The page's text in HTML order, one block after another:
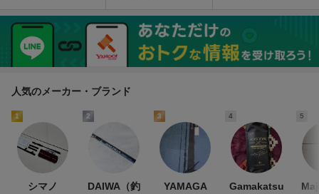
マルスズキ 鱸 ルアーフィ
ッシング シーバスロッド
（製造番号：0148034
4）
人気のメーカー・ブランド
1
シマノ
2
DAIWA（釣
3
YAMAGA
4
Gamakatsu
5